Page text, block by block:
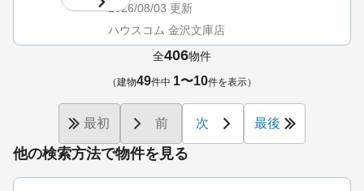
2026/08/03 更新
ハウスコム 金沢文庫店
他の検索方法で物件を見る
全406物件
（建物49件中 1〜10件を表示）
最初 前 次 最後